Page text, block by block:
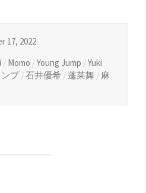
17, 2022
/ Momo /Young Jump /Yuki
プ /石井優希 /蓬莱舞 / 麻